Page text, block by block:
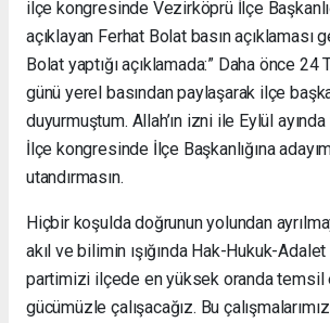
ilçe kongresinde Vezirköprü İlçe
açıklayan Ferhat Bolat basın açıklaması
Bolat yaptığı açıklamada:” Daha önce 24
günü yerel basından paylaşarak ilçe
duyurmuştum. Allah’ın izni ile Eylül
İlçe kongresinde İlçe Başkanlığına
utandırmasın.
Hiçbir koşulda doğrunun yolundan
akıl ve bilimin ışığında Hak-Hukuk-
partimizi ilçede en yüksek oranda temsil
gücümüzle çalışacağız. Bu